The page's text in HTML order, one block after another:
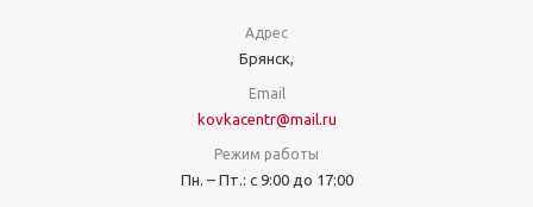
Адрес
Брянск,
Email
kovkacentr@mail.ru
Режим работы
Пн. – Пт.: с 9:00 до 17:00